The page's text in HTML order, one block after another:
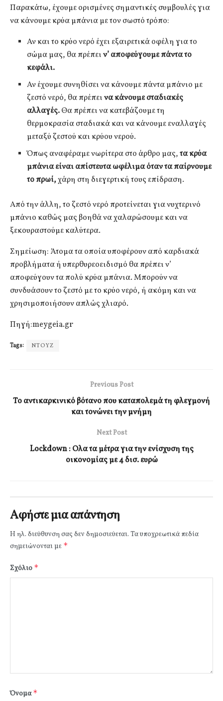
Παρακάτω, έχουμε ορισμένες σημαντικές συμβουλές για
να κάνουμε κρύα μπάνια με τον σωστό τρόπο:
Αν και το κρύο νερό έχει εξαιρετικά οφέλη για το
σώμα μας, θα πρέπειν’ αποφεύγουμε πάντα το
κεφάλι.
Αν έχουμε συνηθίσει να κάνουμε πάντα μπάνιο με
ζεστό νερό, θα πρέπεινα κάνουμε σταδιακές
αλλαγές.Θα πρέπει να κατεβάζουμε τη
θερμοκρασία σταδιακά και να κάνουμε εναλλαγές
μεταξύ ζεστού και κρύου νερού.
Όπως αναφέραμε νωρίτερα στο άρθρο μας,τα κρύα
μπάνια είναι απίστευτα ωφέλιμα όταν τα παίρνουμε
το πρωί,χάρη στη διεγερτική τους επίδραση.
Από την άλλη, το ζεστό νερό προτείνεται για νυχτερινό
μπάνιο καθώς μας βοηθά να χαλαρώσουμε και να
ξεκουραστούμε καλύτερα.
Σημείωση: Άτομα τα οποία υποφέρουν από καρδιακά
προβλήματα ή υπερθυρεοειδισμό θα πρέπει ν’
αποφεύγουν τα πολύ κρύα μπάνια. Μπορούν να
συνδυάσουν το ζεστό με το κρύο νερό, ή ακόμη και να
χρησιμοποιήσουν απλώς χλιαρό.
Πηγή:meygeia.gr
Tags: ΝΤΟΥΖ
Previous Post
Το αντικαρκινικό βότανο που καταπολεμά τη φλεγμονή
και τονώνει την μνήμη
Next Post
Lockdown : Ολα τα μέτρα για την ενίσχυση της
οικονομίας με 4 δισ. ευρώ
Αφήστε μια απάντηση
Η ηλ. διεύθυνση σας δεν δημοσιεύεται. Τα υποχρεωτικά πεδία
σημειώνονται με *
Σχόλιο *
Όνομα*